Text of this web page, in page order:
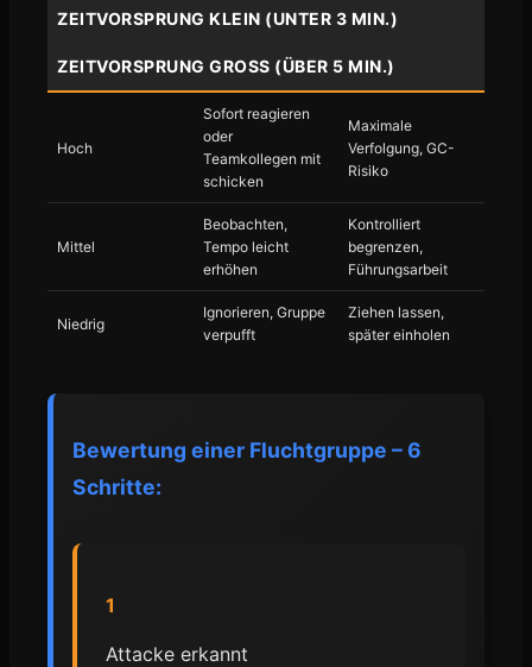
ZEITVORSPRUNG KLEIN (UNTER 3 MIN.)
ZEITVORSPRUNG GROSS (ÜBER 5 MIN.)
Hoch
Sofort reagieren
oder
Teamkollegen mit
schicken
Maximale
Verfolgung, GC-
Risiko
Mittel
Beobachten,
Tempo leicht
erhöhen
Kontrolliert
begrenzen,
Führungsarbeit
Niedrig
Ignorieren, Gruppe
verpufft
Ziehen lassen,
später einholen
Bewertung einer Fluchtgruppe – 6
Schritte:
1
Attacke erkannt